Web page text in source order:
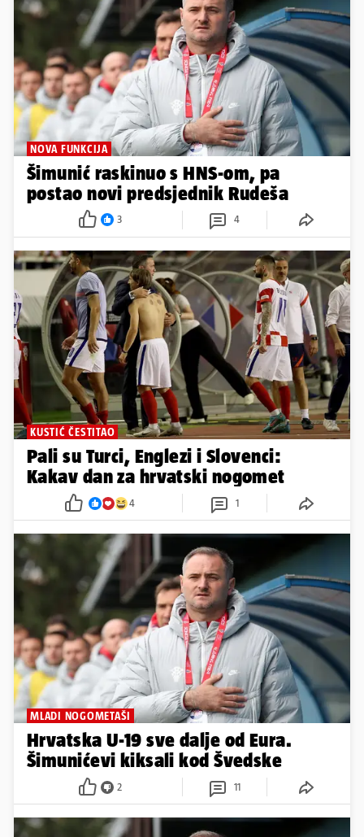
NOVI PREDSJEDNIK RUDEŠA
Šimunić: Sviđa mi se naš slogan
'Totalno drukčiji od drugih', ja se
s tim baš mogu identificirati!
5 8
NOVA FUNKCIJA
Šimunić raskinuo s HNS-om, pa
postao novi predsjednik Rudeša
3
KUSTIĆ ČESTITAO
Pali su Turci, Englezi i Slovenci:
Kakav dan za hrvatski nogomet
4